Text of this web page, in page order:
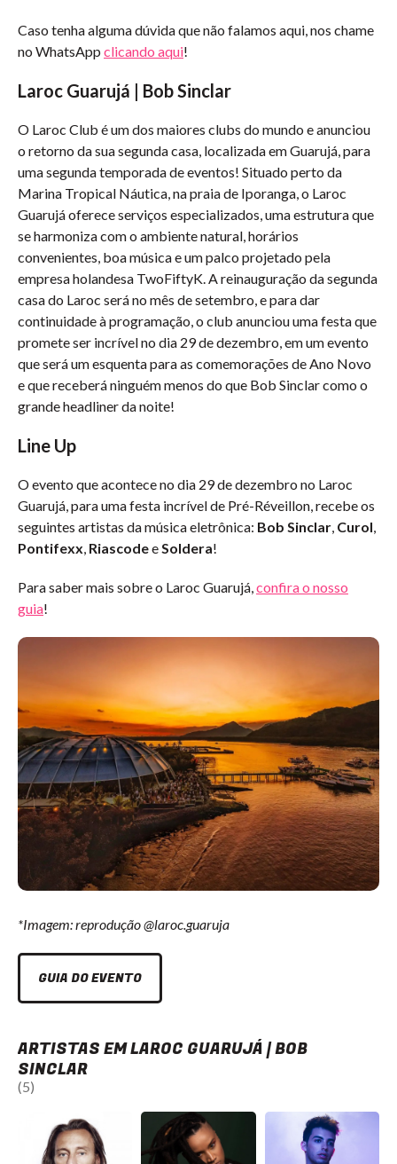
Caso tenha alguma dúvida que não falamos aqui, nos chame
no WhatsApp clicando aqui!
Laroc Guarujá | Bob Sinclar
O Laroc Club é um dos maiores clubs do mundo e anunciou
o retorno da sua segunda casa, localizada em Guarujá, para
uma segunda temporada de eventos! Situado perto da
Marina Tropical Náutica, na praia de Iporanga, o Laroc
Guarujá oferece serviços especializados, uma estrutura que
se harmoniza com o ambiente natural, horários
convenientes, boa música e um palco projetado pela
empresa holandesa TwoFiftyK. A reinauguração da segunda
casa do Laroc será no mês de setembro, e para dar
continuidade à programação, o club anunciou uma festa que
promete ser incrível no dia 29 de dezembro, em um evento
que será um esquenta para as comemorações de Ano Novo
e que receberá ninguém menos do que Bob Sinclar como o
grande headliner da noite!
Line Up
O evento que acontece no dia 29 de dezembro no Laroc
Guarujá, para uma festa incrível de Pré-Réveillon, recebe os
seguintes artistas da música eletrônica: Bob Sinclar, Curol,
Pontifexx, RiascodeeSoldera!
Para saber mais sobre o Laroc Guarujá,confira o nosso
guia!
*Imagem: reprodução @laroc.guaruja
GUIA DO EVENTO
ARTISTAS EM LAROC GUARUJÁ | BOB
SINCLAR
(5)